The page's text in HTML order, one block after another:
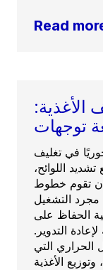
Read
الأغذية:
توجهات
في تغليف
اللوائح،
أن تقوم خطوط
مجرد التشغيل
الحفاظ على
التدوير.
التي